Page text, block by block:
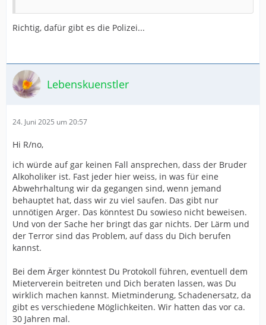
Richtig, dafür gibt es die Polizei...
Lebenskuenstler
24. Juni 2025 um 20:57
Hi R/no,
ich würde auf gar keinen Fall ansprechen, dass der Bruder
Alkoholiker ist. Fast jeder hier weiss, in was für eine
Abwehrhaltung wir da gegangen sind, wenn jemand
behauptet hat, dass wir zu viel saufen. Das gibt nur
unnötigen Arger. Das könntest Du sowieso nicht beweisen.
Und von der Sache her bringt das gar nichts. Der Lärm und
der Terror sind das Problem, auf dass du Dich berufen
kannst.
Bei dem Ärger könntest Du Protokoll führen, eventuell dem
Mieterverein beitreten und Dich beraten lassen, was Du
wirklich machen kannst. Mietminderung, Schadenersatz, da
gibt es verschiedene Möglichkeiten. Wir hatten das vor ca.
30 Jahren mal.